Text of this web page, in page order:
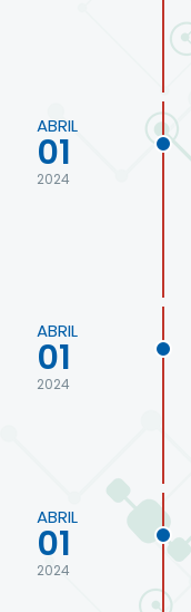
ABRIL
01
2024
ABRIL
01
2024
ABRIL
01
2024